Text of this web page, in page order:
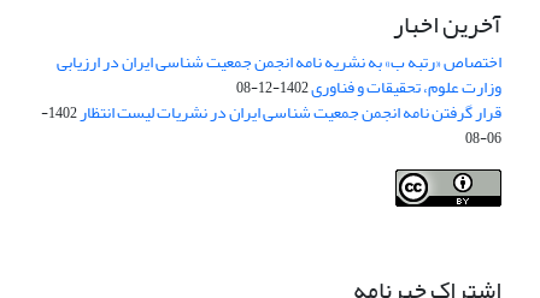
آخرین اخبار
اختصاص «رتبه ب» به نشریه نامه انجمن جمعیت شناسی ایران در ارزیابی
وزارت علوم، تحقیقات و فناوری1402-12-08
قرار گرفتن نامه انجمن جمعیت شناسی ایران در نشریات لیست انتظار
1402-
06-08